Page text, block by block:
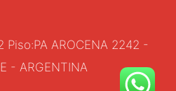
Piso:PA AROCENA 2242 -
- ARGENTINA